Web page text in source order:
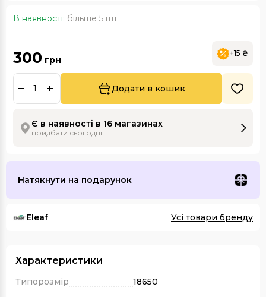
В наявності: більше 5 шт
300 грн
+15 ₴
Додати в кошик
Є в наявності в 16 магазинах
придбати сьогодні
Натякнути на подарунок
Eleaf Усі товари бренду
Характеристики
Типорозмір
18650